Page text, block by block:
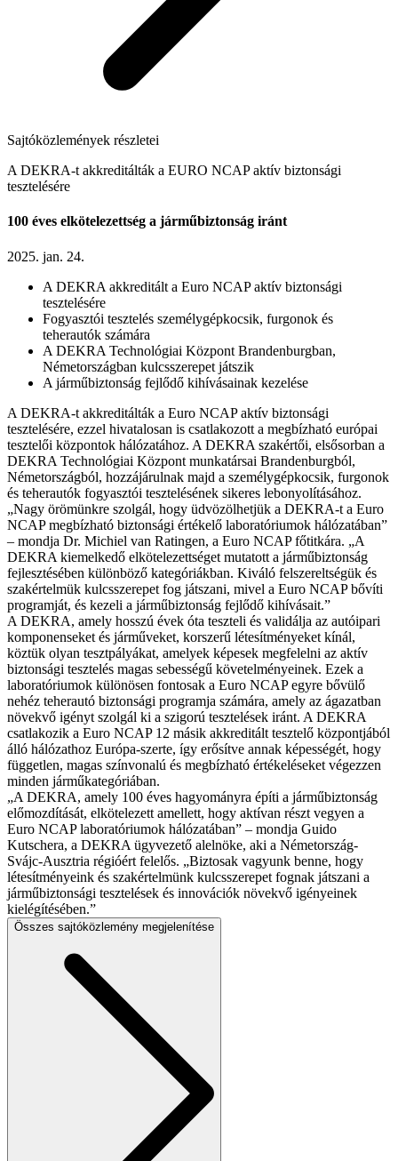
Sajtóközlemények részletei
A DEKRA-t akkreditálták a EURO NCAP aktív biztonsági
tesztelésére
100 éves elkötelezettség a járműbiztonság iránt
2025. jan. 24.
A DEKRA akkreditált a Euro NCAP aktív biztonsági
tesztelésére
Fogyasztói tesztelés személygépkocsik, furgonok és
teherautók számára
A DEKRA Technológiai Központ Brandenburgban,
Németországban kulcsszerepet játszik
A járműbiztonság fejlődő kihívásainak kezelése
A DEKRA-t akkreditálták a Euro NCAP aktív biztonsági
tesztelésére, ezzel hivatalosan is csatlakozott a megbízható európai
tesztelői központok hálózatához. A DEKRA szakértői, elsősorban a
DEKRA Technológiai Központ munkatársai Brandenburgból,
Németországból, hozzájárulnak majd a személygépkocsik, furgonok
és teherautók fogyasztói tesztelésének sikeres lebonyolításához.
„Nagy örömünkre szolgál, hogy üdvözölhetjük a DEKRA-t a Euro
NCAP megbízható biztonsági értékelő laboratóriumok hálózatában”
– mondja Dr. Michiel van Ratingen, a Euro NCAP főtitkára. „A
DEKRA kiemelkedő elkötelezettséget mutatott a járműbiztonság
fejlesztésében különböző kategóriákban. Kiváló felszereltségük és
szakértelmük kulcsszerepet fog játszani, mivel a Euro NCAP bővíti
programját, és kezeli a járműbiztonság fejlődő kihívásait.”
A DEKRA, amely hosszú évek óta teszteli és validálja az autóipari
komponenseket és járműveket, korszerű létesítményeket kínál,
köztük olyan tesztpályákat, amelyek képesek megfelelni az aktív
biztonsági tesztelés magas sebességű követelményeinek. Ezek a
laboratóriumok különösen fontosak a Euro NCAP egyre bővülő
nehéz teherautó biztonsági programja számára, amely az ágazatban
növekvő igényt szolgál ki a szigorú tesztelések iránt. A DEKRA
csatlakozik a Euro NCAP 12 másik akkreditált tesztelő központjából
álló hálózathoz Európa-szerte, így erősítve annak képességét, hogy
független, magas színvonalú és megbízható értékeléseket végezzen
minden járműkategóriában.
„A DEKRA, amely 100 éves hagyományra építi a járműbiztonság
előmozdítását, elkötelezett amellett, hogy aktívan részt vegyen a
Euro NCAP laboratóriumok hálózatában” – mondja Guido
Kutschera, a DEKRA ügyvezető alelnöke, aki a Németország-
Svájc-Ausztria régióért felelős. „Biztosak vagyunk benne, hogy
létesítményeink és szakértelmünk kulcsszerepet fognak játszani a
járműbiztonsági tesztelések és innovációk növekvő igényeinek
kielégítésében.”
Összes sajtóközlemény megjelenítése